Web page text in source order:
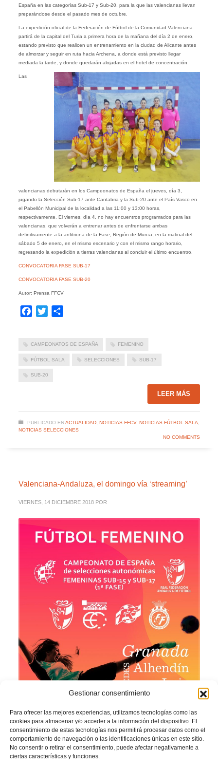
Gestionar consentimiento
Para ofrecer las mejores experiencias, utilizamos tecnologías como las
cookies para almacenar y/o acceder a la información del dispositivo. El
consentimiento de estas tecnologías nos permitirá procesar datos como el
comportamiento de navegación o las identificaciones únicas en este sitio.
No consentir o retirar el consentimiento, puede afectar negativamente a
ciertas características y funciones.
España en las categorías Sub-17 y Sub-20, para la que las valencianas llevan
preparándose desde el pasado mes de octubre.
La expedición oficial de la Federación de Fútbol de la Comunidad Valenciana
partirá de la capital del Turia a primera hora de la mañana del día 2 de enero,
estando previsto que realicen un entrenamiento en la ciudad de Alicante antes
de almorzar y seguir en ruta hacia Archena, a donde está previsto llegar
mediada la tarde, y donde quedarán alojadas en el hotel de concentración.
Las
valencianas debutarán en los Campeonatos de España el jueves, día 3,
jugando la Selección Sub-17 ante Cantabria y la Sub-20 ante el País Vasco en
el Pabellón Municipal de la localidad a las 11:00 y 13:00 horas,
respectivamente. El viernes, día 4, no hay encuentros programados para las
valencianas, que volverán a entrenar antes de enfrentarse ambas
definitivamente a la anfitriona de la Fase, Región de Murcia, en la matinal del
sábado 5 de enero, en el mismo escenario y con el mismo rango horario,
regresando la expedición a tierras valencianas al concluir el último encuentro.
CONVOCATORIA FASE SUB-17
CONVOCATORIA FASE SUB-20
Autor: Prensa FFCV
Facebook
Twitter
CAMPEONATOS DE ESPAÑA FEMENINO
FÚTBOL SALA SELECCIONES SUB-17
SUB-20
LEER MÁS
PUBLICADO EN ACTUALIDAD, NOTICIAS FFCV, NOTICIAS FÚTBOL SALA
NOTICIAS SELECCIONES
NO COMMENTS
Valenciana-Andaluza, el domingo vía ‘streaming’
VIERNES, 14 DICIEMBRE 2018 POR